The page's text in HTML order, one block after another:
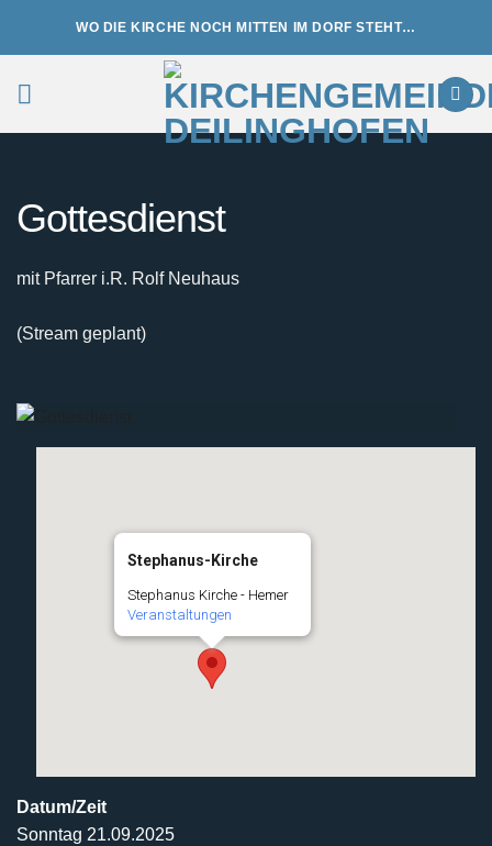
WO DIE KIRCHE NOCH MITTEN IM DORF STEHT…
Gottesdienst
mit Pfarrer i.R. Rolf Neuhaus
(Stream geplant)
Stephanus-Kirche
Stephanus Kirche - Hemer
Veranstaltungen
Datum/Zeit
Sonntag 21.09.2025